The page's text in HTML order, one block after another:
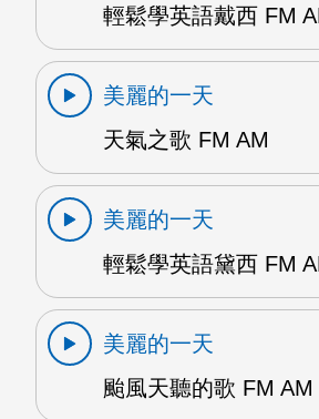
輕鬆學英語戴西 FM
美麗的一天
天氣之歌 FM AM
美麗的一天
輕鬆學英語黛西 FM
美麗的一天
颱風天聽的歌 FM AM